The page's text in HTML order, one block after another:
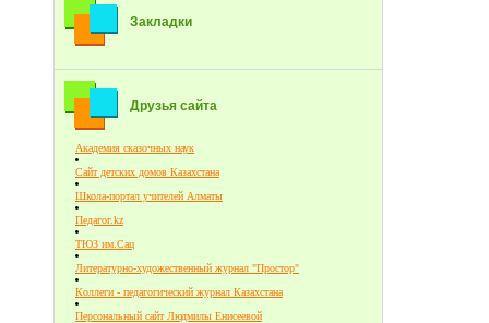
Закладки
Друзья сайта
Академия сказочных наук
Сайт детских домов Казахстана
Школа-портал учителей Алматы
Педагог.kz
ТЮЗ им.Сац
Литературно-художественный журнал "Простор"
Коллеги - педагогический журнал Казахстана
Персональный сайт Людмилы Енисеевой